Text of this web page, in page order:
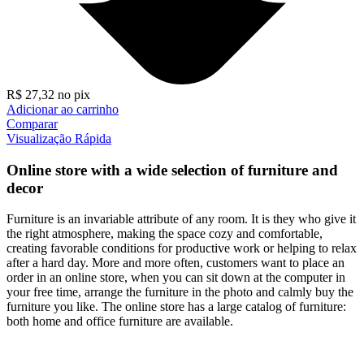
R$ 27,32 no pix
Adicionar ao carrinho
Comparar
Visualização Rápida
Online store with a wide selection of furniture and
decor
Furniture is an invariable attribute of any room. It is they who give it
the right atmosphere, making the space cozy and comfortable,
creating favorable conditions for productive work or helping to relax
after a hard day. More and more often, customers want to place an
order in an online store, when you can sit down at the computer in
your free time, arrange the furniture in the photo and calmly buy the
furniture you like. The online store has a large catalog of furniture:
both home and office furniture are available.